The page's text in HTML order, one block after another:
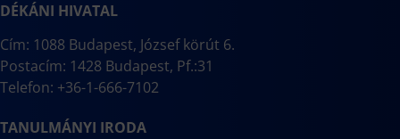
DÉKÁNI HIVATAL
Cím: 1088 Budapest, József körút 6.
Postacím: 1428 Budapest, Pf.:31
Telefon: +36-1-666-7102
TANULMÁNYI IRODA